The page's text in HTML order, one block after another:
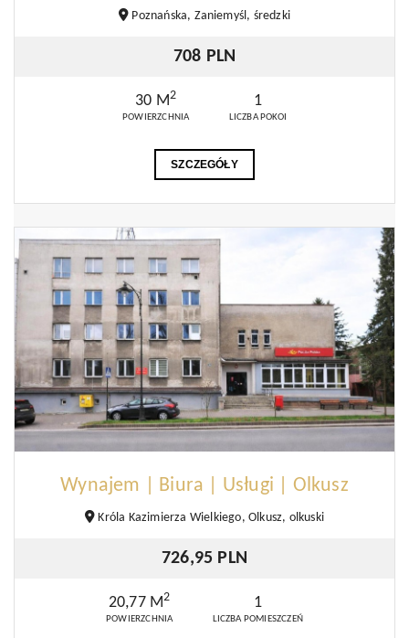
Poznańska, Zaniemyśl, średzki
708 PLN
30 M2
POWIERZCHNIA
1
LICZBA POKOI
SZCZEGÓŁY
Wynajem | Biura | Usługi | Olkusz
Króla Kazimierza Wielkiego, Olkusz, olkuski
726,95 PLN
20,77 M2
POWIERZCHNIA
1
LICZBA POMIESZCZEŃ